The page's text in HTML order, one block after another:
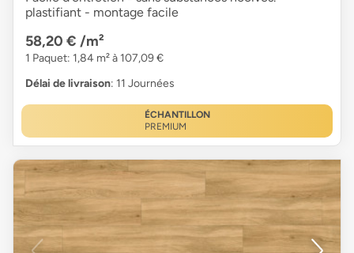
plastifiant - montage facile
58,20 € /m²
1 Paquet: 1,84 m² à 107,09 €
Délai de livraison: 11 Journées
ÉCHANTILLON
PREMIUM